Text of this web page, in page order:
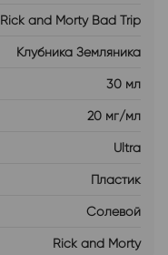
Rick and Morty Bad Trip
Клубника Земляника
30 мл
20 мг/мл
Ultra
Пластик
Солевой
Rick and Morty